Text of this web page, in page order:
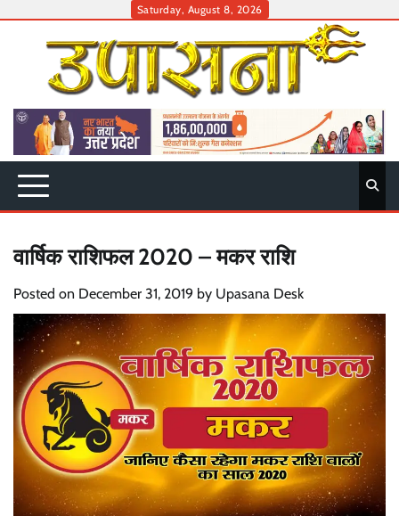
Saturday, August 8, 2026
वार्षिक राशिफल 2020 – मकर राशि
Posted on December 31, 2019 by Upasana Desk